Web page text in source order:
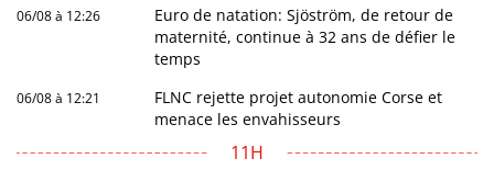
06/08 à 12:26
Euro de natation: Sjöström, de retour de
maternité, continue à 32 ans de défier le
temps
06/08 à 12:21
FLNC rejette projet autonomie Corse et
menace les envahisseurs
11H